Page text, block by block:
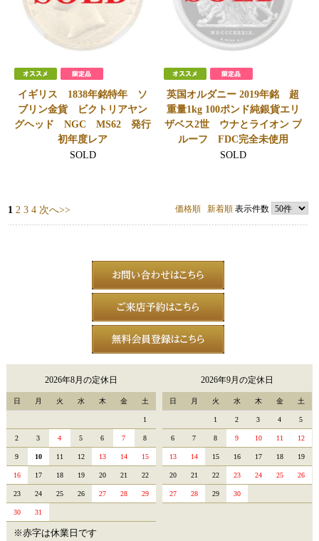
イギリス 1838年銘特年 ソ
ブリン金貨 ビクトリアヤン
グヘッド NGC MS62 発行
初年度レア
SOLD
英国オルダニー 2019年銘 超
重量1kg 100ポンド純銀貨エリ
ザベス2世 ウナとライオン プ
ルーフ FDC完全未使用
SOLD
価格順 新着順表示件数
1 2 3 4 次へ>>
2026年8月の定休日
日 月 火 水 木 金 土
1
2 3 4 5 6 7 8
9 10 11 12 13 14 15
16 17 18 19 20 21 22
23 24 25 26 27 28 29
30 31
2026年9月の定休日
日 月 火 水 木 金 土
1 2 3 4 5
6 7 8 9 10 11 12
13 14 15 16 17 18 19
20 21 22 23 24 25 26
27 28 29 30
※赤字は休業日です